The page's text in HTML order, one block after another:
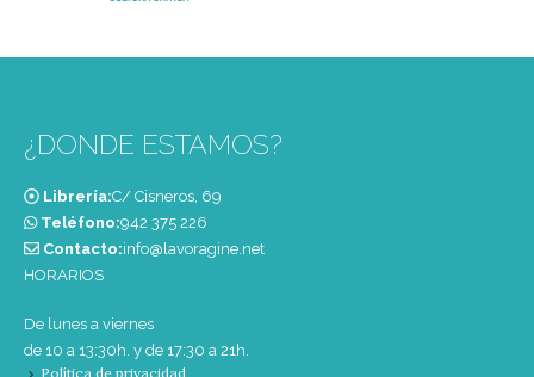
¿DONDE ESTAMOS?
Librería:C/ Cisneros, 69
Teléfono:‭942 375 226‬
Contacto:info@lavoragine.net
HORARIOS
De lunes a viernes
de 10 a 13:30h. y de 17:30 a 21h.
Política de privacidad